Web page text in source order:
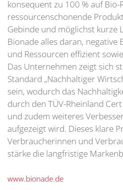
konsequent zu 100 % auf Bio-
ressourcenschonende
Gebinde und möglichst kurze
Bionade alles daran, negative
und Ressourcen effizient
Das Unternehmen zeigt sich
Standard „Nachhaltiger
sein, wodurch das
durch den TÜV-Rheinland
und zudem weiteres
aufgezeigt wird. Dieses klare
Verbraucherinnen und
stärke die langfristige
www.bionade.de